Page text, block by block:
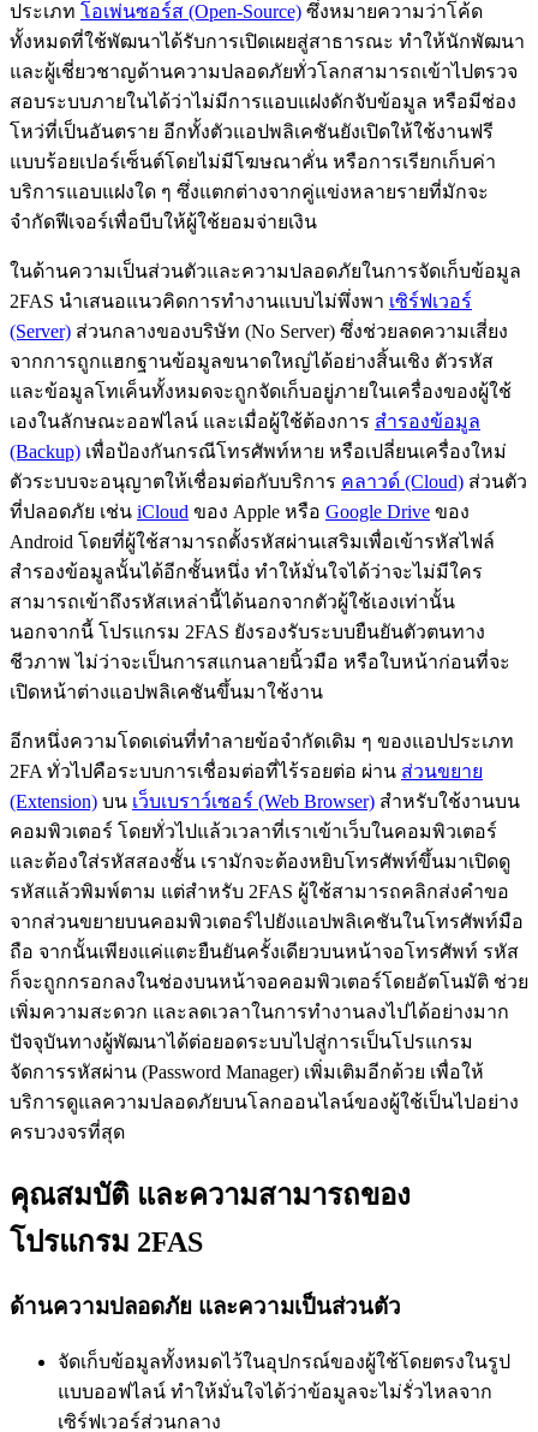
ประเภท โอเพ่นซอร์ส (Open-Source) ซึ่งหมายความว่าโค้ด
ทั้งหมดที่ใช้พัฒนาได้รับการเปิดเผยสู่สาธารณะ ทำให้นักพัฒนา
และผู้เชี่ยวชาญด้านความปลอดภัยทั่วโลกสามารถเข้าไปตรวจ
สอบระบบภายในได้ว่าไม่มีการแอบแฝงดักจับข้อมูล หรือมีช่อง
โหว่ที่เป็นอันตราย อีกทั้งตัวแอปพลิเคชันยังเปิดให้ใช้งานฟรี
แบบร้อยเปอร์เซ็นต์โดยไม่มีโฆษณาคั่น หรือการเรียกเก็บค่า
บริการแอบแฝงใด ๆ ซึ่งแตกต่างจากคู่แข่งหลายรายที่มักจะ
จำกัดฟีเจอร์เพื่อบีบให้ผู้ใช้ยอมจ่ายเงิน
ในด้านความเป็นส่วนตัวและความปลอดภัยในการจัดเก็บข้อมูล
2FAS นำเสนอแนวคิดการทำงานแบบไม่พึ่งพา เซิร์ฟเวอร์
(Server) ส่วนกลางของบริษัท (No Server) ซึ่งช่วยลดความเสี่ยง
จากการถูกแฮกฐานข้อมูลขนาดใหญ่ได้อย่างสิ้นเชิง ตัวรหัส
และข้อมูลโทเค็นทั้งหมดจะถูกจัดเก็บอยู่ภายในเครื่องของผู้ใช้
เองในลักษณะออฟไลน์ และเมื่อผู้ใช้ต้องการ สำรองข้อมูล
(Backup) เพื่อป้องกันกรณีโทรศัพท์หาย หรือเปลี่ยนเครื่องใหม่
ตัวระบบจะอนุญาตให้เชื่อมต่อกับบริการ คลาวด์ (Cloud) ส่วนตัว
ที่ปลอดภัย เช่น iCloud ของ Apple หรือ Google Drive ของ
Android โดยที่ผู้ใช้สามารถตั้งรหัสผ่านเสริมเพื่อเข้ารหัสไฟล์
สำรองข้อมูลนั้นได้อีกชั้นหนึ่ง ทำให้มั่นใจได้ว่าจะไม่มีใคร
สามารถเข้าถึงรหัสเหล่านี้ได้นอกจากตัวผู้ใช้เองเท่านั้น
นอกจากนี้ โปรแกรม 2FAS ยังรองรับระบบยืนยันตัวตนทาง
ชีวภาพ ไม่ว่าจะเป็นการสแกนลายนิ้วมือ หรือใบหน้าก่อนที่จะ
เปิดหน้าต่างแอปพลิเคชันขึ้นมาใช้งาน
อีกหนึ่งความโดดเด่นที่ทำลายข้อจำกัดเดิม ๆ ของแอปประเภท
2FA ทั่วไปคือระบบการเชื่อมต่อที่ไร้รอยต่อ ผ่าน ส่วนขยาย
(Extension) บน เว็บเบราว์เซอร์ (Web Browser) สำหรับใช้งานบน
คอมพิวเตอร์ โดยทั่วไปแล้วเวลาที่เราเข้าเว็บในคอมพิวเตอร์
และต้องใส่รหัสสองชั้น เรามักจะต้องหยิบโทรศัพท์ขึ้นมาเปิดดู
รหัสแล้วพิมพ์ตาม แต่สำหรับ 2FAS ผู้ใช้สามารถคลิกส่งคำขอ
จากส่วนขยายบนคอมพิวเตอร์ไปยังแอปพลิเคชันในโทรศัพท์มือ
ถือ จากนั้นเพียงแค่แตะยืนยันครั้งเดียวบนหน้าจอโทรศัพท์ รหัส
ก็จะถูกกรอกลงในช่องบนหน้าจอคอมพิวเตอร์โดยอัตโนมัติ ช่วย
เพิ่มความสะดวก และลดเวลาในการทำงานลงไปได้อย่างมาก
ปัจจุบันทางผู้พัฒนาได้ต่อยอดระบบไปสู่การเป็นโปรแกรม
จัดการรหัสผ่าน (Password Manager) เพิ่มเติมอีกด้วย เพื่อให้
บริการดูแลความปลอดภัยบนโลกออนไลน์ของผู้ใช้เป็นไปอย่าง
ครบวงจรที่สุด
คุณสมบัติ และความสามารถของ
โปรแกรม 2FAS
ด้านความปลอดภัย และความเป็นส่วนตัว
จัดเก็บข้อมูลทั้งหมดไว้ในอุปกรณ์ของผู้ใช้โดยตรงในรูป
แบบออฟไลน์ ทำให้มั่นใจได้ว่าข้อมูลจะไม่รั่วไหลจาก
เซิร์ฟเวอร์ส่วนกลาง